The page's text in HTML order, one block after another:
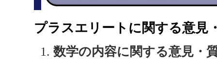
プラスエリートに関する意見
数学の内容に関する意見・